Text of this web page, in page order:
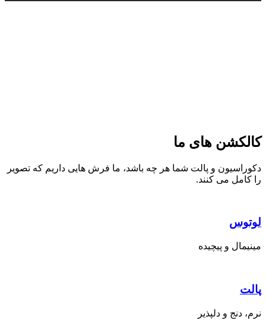
کالکشن های ما
دکوراسیون و پالت شما هر چه باشد، ما فرش هایی داریم که تصویر
را کامل می کنند.
لوتوس
مینیمال و پیچیده
پالت
نرم، دنج و دلپذیر